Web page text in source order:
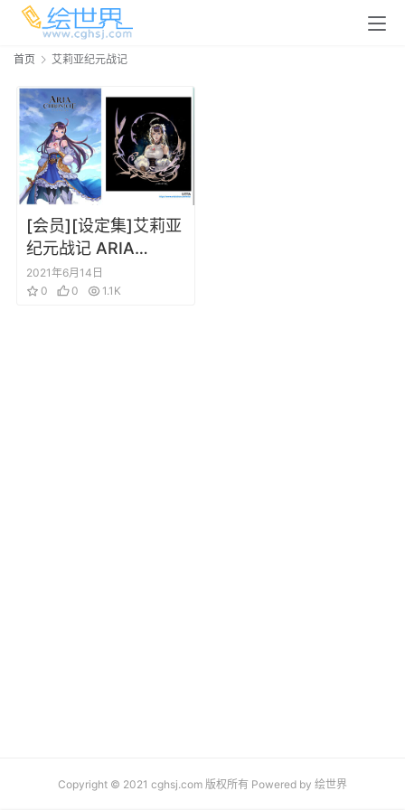
首页 艾莉亚纪元战记
[会员][设定集]艾莉亚
纪元战记 ARIA
CHRONICLE插画设定
集
2021年6月14日
0
0 1.1K
Copyright © 2021 cghsj.com 版权所有 Powered by 绘世界